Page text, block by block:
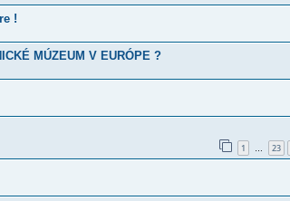
!
MÚZEUM V EURÓPE ?
1 … 23